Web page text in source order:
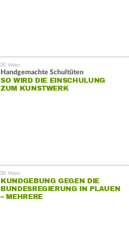
Handgemachte Schultüten
SO WIRD DIE EINSCHULUNG
ZUM KUNSTWERK
KUNDGEBUNG GEGEN DIE
BUNDESREGIERUNG IN PLAUEN
– MEHRERE